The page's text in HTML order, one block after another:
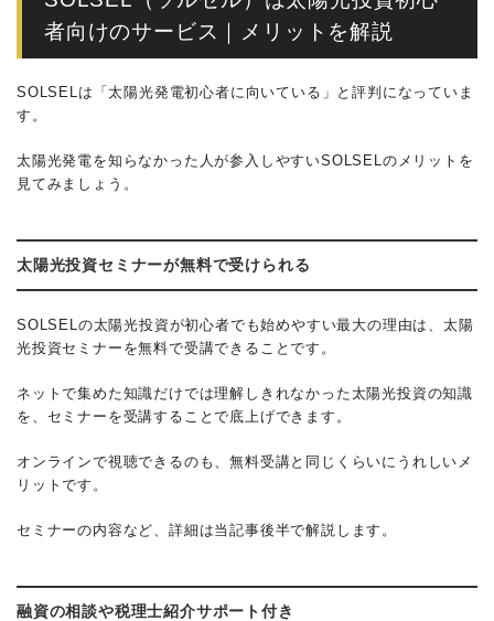
者向けのサービス｜メリットを解説
SOLSELは「太陽光発電初心者に向いている」と評判になっていま
す。
太陽光発電を知らなかった人が参入しやすいSOLSELのメリットを
見てみましょう。
太陽光投資セミナーが無料で受けられる
SOLSELの太陽光投資が初心者でも始めやすい最大の理由は、太陽
光投資セミナーを無料で受講できることです。
ネットで集めた知識だけでは理解しきれなかった太陽光投資の知識
を、セミナーを受講することで底上げできます。
オンラインで視聴できるのも、無料受講と同じくらいにうれしいメ
リットです。
セミナーの内容など、詳細は当記事後半で解説します。
融資の相談や税理士紹介サポート付き